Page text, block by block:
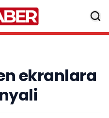
ekranlara